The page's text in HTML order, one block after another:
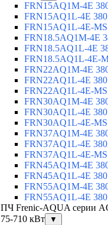
FRN15AQ1M-4E
FRN15AQ1L-4E
FRN15AQ1L-4E-
FRN18.5AQ1M-4E
FRN18.5AQ1L-4E
FRN18.5AQ1L-4E-
FRN22AQ1M-4E
FRN22AQ1L-4E
FRN22AQ1L-4E-
FRN30AQ1M-4E
FRN30AQ1L-4E
FRN30AQ1L-4E-
FRN37AQ1M-4E
FRN37AQ1L-4E
FRN37AQ1L-4E-
FRN45AQ1M-4E
FRN45AQ1L-4E
FRN55AQ1M-4E
FRN55AQ1L-4E
ПЧ Frenic-AQUA серии
75-710 кВт
▼